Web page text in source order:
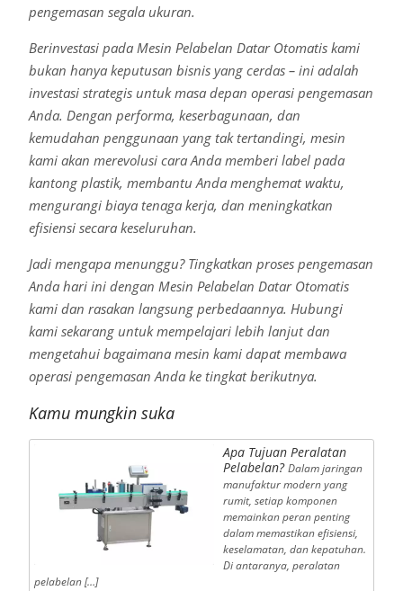
pengemasan segala ukuran.
Berinvestasi pada Mesin Pelabelan Datar Otomatis kami
bukan hanya keputusan bisnis yang cerdas – ini adalah
investasi strategis untuk masa depan operasi pengemasan
Anda. Dengan performa, keserbagunaan, dan
kemudahan penggunaan yang tak tertandingi, mesin
kami akan merevolusi cara Anda memberi label pada
kantong plastik, membantu Anda menghemat waktu,
mengurangi biaya tenaga kerja, dan meningkatkan
efisiensi secara keseluruhan.
Jadi mengapa menunggu? Tingkatkan proses pengemasan
Anda hari ini dengan Mesin Pelabelan Datar Otomatis
kami dan rasakan langsung perbedaannya. Hubungi
kami sekarang untuk mempelajari lebih lanjut dan
mengetahui bagaimana mesin kami dapat membawa
operasi pengemasan Anda ke tingkat berikutnya.
Kamu mungkin suka
Apa Tujuan Peralatan
Pelabelan? Dalam jaringan
manufaktur modern yang
rumit, setiap komponen
memainkan peran penting
dalam memastikan efisiensi,
keselamatan, dan kepatuhan.
Di antaranya, peralatan
pelabelan […]